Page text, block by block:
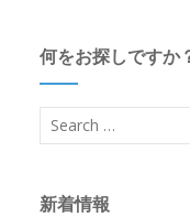
何をお探しですか
新着情報